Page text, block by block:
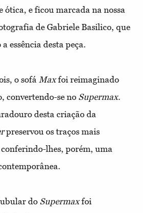
ótica, e ficou marcada na nossa
de Gabriele Basilico, que
essência desta peça.
o sofá Maxfoi reimaginado
convertendo-se no Supermax.
desta criação da
preservou os traços mais
lhes, porém, uma
do Supermaxfoi